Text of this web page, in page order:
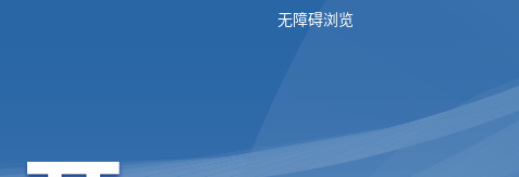
无障碍浏览